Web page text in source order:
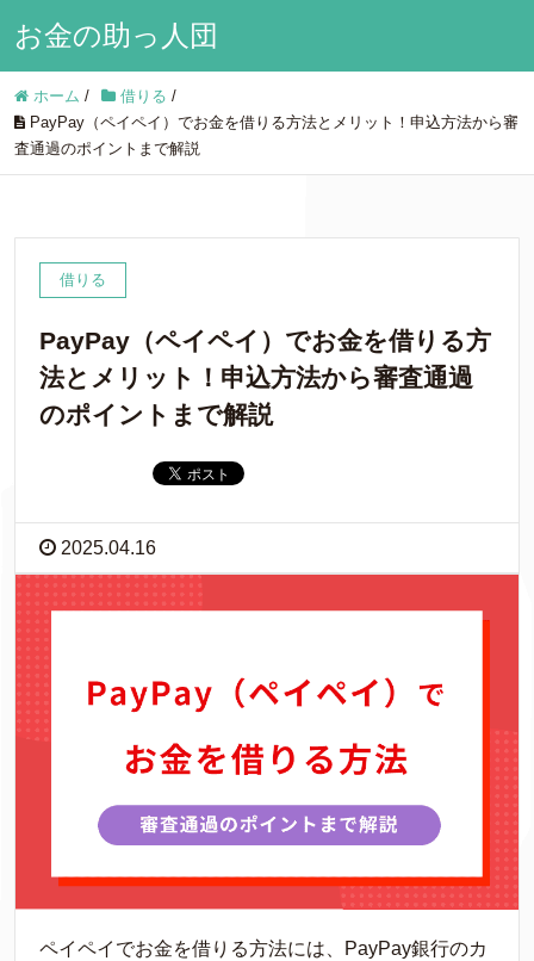
お金の助っ人団
ホーム / 借りる /
PayPay（ペイペイ）でお金を借りる方法とメリット！申込方法から審
査通過のポイントまで解説
借りる
PayPay（ペイペイ）でお金を借りる方
法とメリット！申込方法から審査通過
のポイントまで解説
2025.04.16
ペイペイでお金を借りる方法には、PayPay銀行のカ